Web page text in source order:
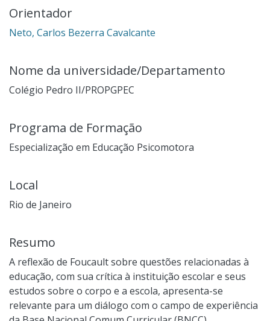
Orientador
Neto, Carlos Bezerra Cavalcante
Nome da universidade/Departamento
Colégio Pedro II/PROPGPEC
Programa de Formação
Especialização em Educação Psicomotora
Local
Rio de Janeiro
Resumo
A reflexão de Foucault sobre questões relacionadas à
educação, com sua crítica à instituição escolar e seus
estudos sobre o corpo e a escola, apresenta-se
relevante para um diálogo com o campo de experiência